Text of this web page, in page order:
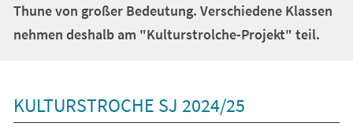
Thune von großer Bedeutung. Verschiedene Klassen
nehmen deshalb am "Kulturstrolche-Projekt" teil.
KULTURSTROCHE SJ 2024/25